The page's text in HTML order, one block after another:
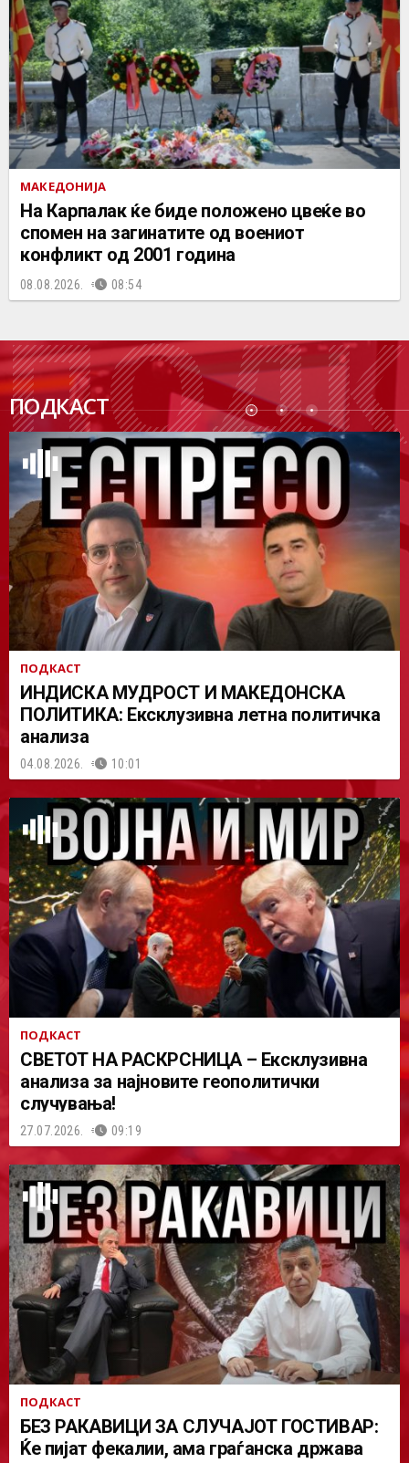
МАКЕДОНИЈА
На Карпалак ќе биде положено цвеќе во
спомен на загинатите од воениот
конфликт од 2001 година
08.08.2026. 08:54
ПОДКАСТ
ПОДК
АСТ
ПОДКАСТ
ИНДИСКА МУДРОСТ И МАКЕДОНСКА
ПОЛИТИКА: Ексклузивна летна политичка
анализа
04.08.2026. 10:01
ПОДКАСТ
СВЕТОТ НА РАСКРСНИЦА – Ексклузивна
анализа за најновите геополитички
случувања!
27.07.2026. 09:19
ПОДКАСТ
БЕЗ РАКАВИЦИ ЗА СЛУЧАЈОТ ГОСТИВАР:
Ќе пијат фекалии, ама граѓанска држава